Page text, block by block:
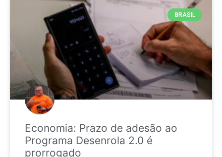
BRASIL
Economia: Prazo de adesão ao
Programa Desenrola 2.0 é
prorrogado